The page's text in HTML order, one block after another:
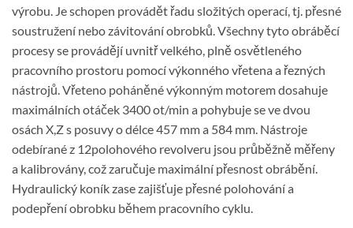
výrobu. Je schopen provádět řadu složitých operací, tj. přesné
soustružení nebo závitování obrobků. Všechny tyto obráběcí
procesy se provádějí uvnitř velkého, plně osvětleného
pracovního prostoru pomocí výkonného vřetena a řezných
nástrojů. Vřeteno poháněné výkonným motorem dosahuje
maximálních otáček 3400 ot/min a pohybuje se ve dvou
osách X,Z s posuvy o délce 457 mm a 584 mm. Nástroje
odebírané z 12polohového revolveru jsou průběžně měřeny
a kalibrovány, což zaručuje maximální přesnost obrábění.
Hydraulický koník zase zajišťuje přesné polohování a
podepření obrobku během pracovního cyklu.